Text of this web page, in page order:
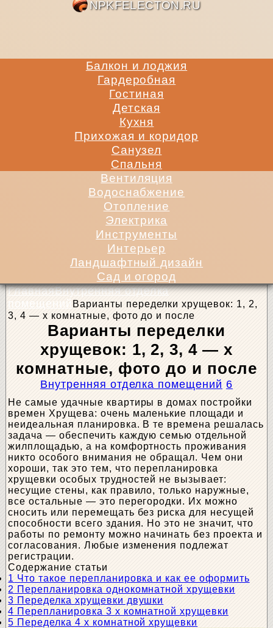
Балкон и лоджия
Гардеробная
Гостиная
Детская
Кухня
Прихожая и коридор
Санузел
Спальня
Вентиляция
Водоснабжение
Отопление
Электрика
Инструменты
Интерьер
Ландшафтный дизайн
Сад и огород
ГлавнаяВнутренняя отделка
помещений Варианты переделки хрущевок: 1, 2,
3, 4 — х комнатные, фото до и после
Варианты переделки
хрущевок: 1, 2, 3, 4 — х
комнатные, фото до и после
Внутренняя отделка помещений 6
Не самые удачные квартиры в домах постройки
времен Хрущева: очень маленькие площади и
неидеальная планировка. В те времена решалась
задача — обеспечить каждую семью отдельной
жилплощадью, а на комфортность проживания
никто особого внимания не обращал. Чем они
хороши, так это тем, что перепланировка
хрущевки особых трудностей не вызывает:
несущие стены, как правило, только наружные,
все остальные — это перегородки. Их можно
сносить или перемещать без риска для несущей
способности всего здания. Но это не значит, что
работы по ремонту можно начинать без проекта и
согласования. Любые изменения подлежат
регистрации.
Содержание статьи
1 Что такое перепланировка и как ее оформить
2 Перепланировка однокомнатной хрущевки
3 Переделка хрущевки двушки
4 Перепланировка 3 х комнатной хрущевки
5 Переделка 4 х комнатной хрущевки